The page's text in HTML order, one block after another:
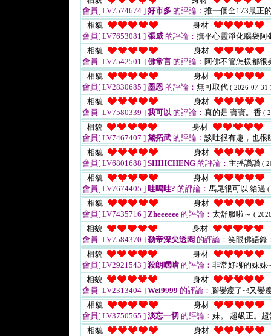
會員[ LV7574674 ] 好市多 的評論： 推一個全173最正
相貌
身材
會員[ LV7653081 ] 張威 的評論： 撫平心靈淨化腦袋阿
相貌
身材
會員[ LV7542501 ] 佛常言 的評論： 阿佛不管怎樣都很
相貌
身材
會員[ LV2830685 ] 墨恩 的評論： 無可取代 ( 2026-07-31
相貌
身材
會員[ LV7580339 ] 我可以 的評論： 真的是 寶寶。香 (
相貌
身材
會員[ LV7467407 ] 黛拓武 的評論： 談吐很有趣，也
相貌
身材
會員[ LV6801688 ] SHIHCHENG 的評論： 主播讚讚 (
相貌
身材
會員[ LV7674405 ] 哇嗚哇? 的評論： 馬尾很可以 給過 (
相貌
身材
會員[ LV7435716 ] Zheeeeee 的評論： 太舒服啦～ (
相貌
身材
會員[ LV7584370 ] 勒帝深尖透悶 的評論： 笑眼佛語錄
相貌
身材
會員[ LV2921543 ] 殺朗嘿唷的評論： 非常好聊的妹妹
相貌
身材
會員[ LV2313404 ] Wei9999 的評論： 腳變瘦了~!又變
相貌
身材
會員[ LV3750565 ] 淡忘一切 的評論： 妹。 超級正。
相貌
身材